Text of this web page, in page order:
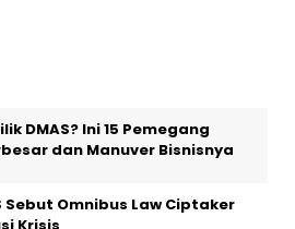
DMAS? Ini 15 Pemegang
dan Manuver Bisnisnya
Sebut Omnibus Law Ciptaker